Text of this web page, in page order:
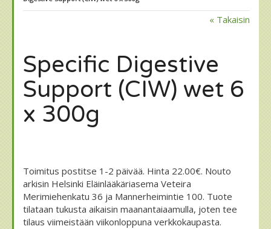
« Takaisin
Specific Digestive
Support (CIW) wet 6
x 300g
Toimitus postitse 1-2 päivää. Hinta 22.00€. Nouto
arkisin Helsinki Eläinlääkäriasema Veteira
Merimiehenkatu 36 ja Mannerheimintie 100. Tuote
tilataan tukusta aikaisin maanantaiaamulla, joten tee
tilaus viimeistään viikonloppuna verkkokaupasta.